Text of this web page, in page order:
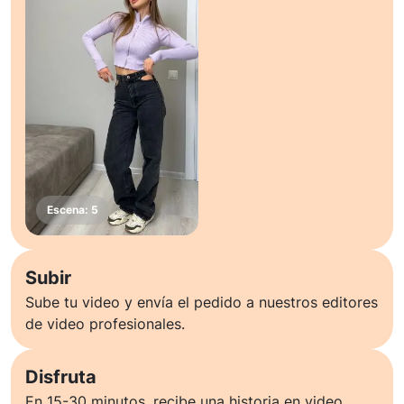
Subir
Sube tu video y envía el pedido a nuestros editores
de video profesionales.
Disfruta